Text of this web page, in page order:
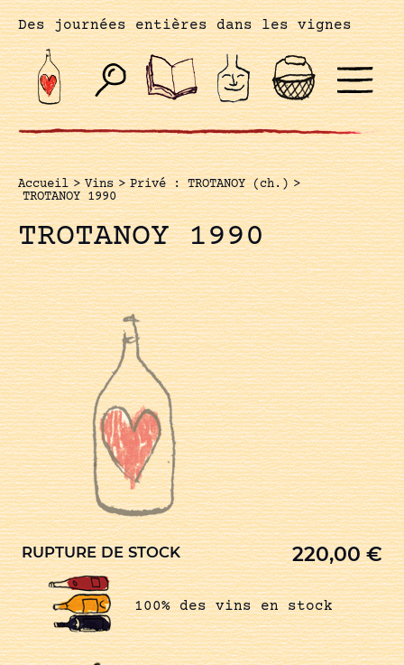
Des journées entières dans les vignes
Accueil > Vins > Privé : TROTANOY (ch.) >
TROTANOY 1990
TROTANOY 1990
RUPTURE DE STOCK 220,00€
100% des vins en stock